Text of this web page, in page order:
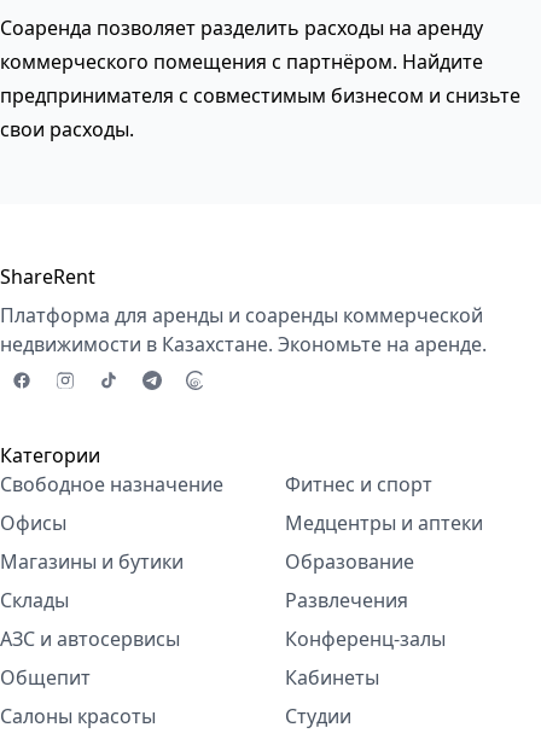
Соаренда позволяет разделить расходы на аренду
коммерческого помещения с партнёром. Найдите
предпринимателя с совместимым бизнесом и снизьте
свои расходы.
ShareRent
Платформа для аренды и соаренды коммерческой
недвижимости в Казахстане. Экономьте на аренде.
Категории
Свободное назначение
Офисы
Магазины и бутики
Склады
АЗС и автосервисы
Общепит
Салоны красоты
Фитнес и спорт
Медцентры и аптеки
Образование
Развлечения
Конференц-залы
Кабинеты
Студии